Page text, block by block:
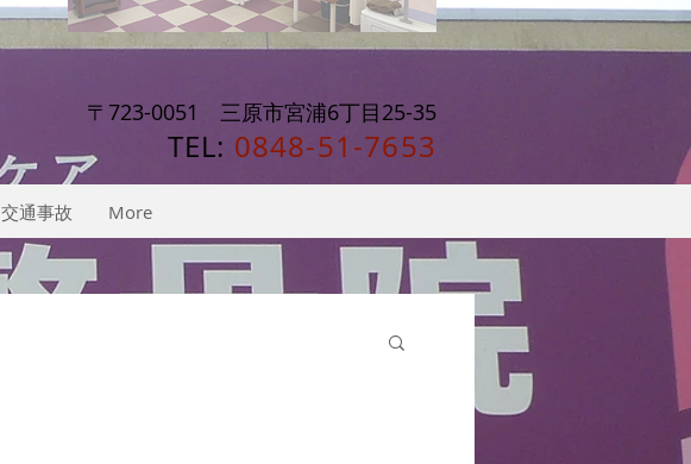
〒723-0051 三原市宮浦6丁目25-35
TEL: 0848-51-7653
交通事故 More